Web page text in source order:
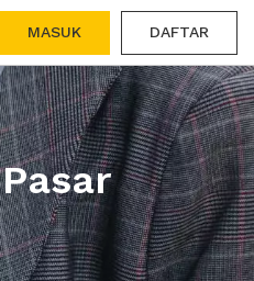
MASUK DAFTAR